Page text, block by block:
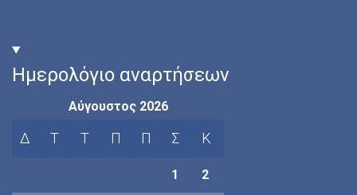
Ημερολόγιο αναρτήσεων
Αύγουστος 2026
Δ Τ Τ Π Π Σ Κ
1 2